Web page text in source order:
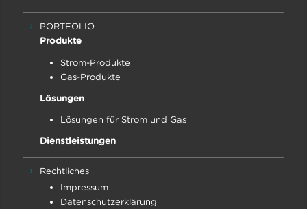
PORTFOLIO
Produkte
Strom-Produkte
Gas-Produkte
Lösungen
Lösungen für Strom und Gas
Dienstleistungen
Rechtliches
Impressum
Datenschutz­erklärung